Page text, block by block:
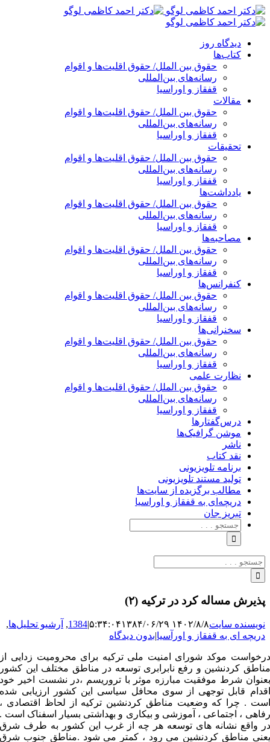
پرش
به
دیدگاه روز
کتاب‌ها
حقوق بین الملل/ حقوق اقلیت‌ها و اقوام
رسانه‌های بین‌المللی
قفقاز و اوراسیا
مقالات
حقوق بین الملل/ حقوق اقلیت‌ها و اقوام
رسانه‌های بین‌المللی
قفقاز و اوراسیا
تحقیقات
حقوق بین الملل/ حقوق اقلیت‌ها و اقوام
رسانه‌های بین‌المللی
قفقاز و اوراسیا
یادداشت‌ها
حقوق بین الملل/ حقوق اقلیت‌ها و اقوام
رسانه‌های بین‌المللی
قفقاز و اوراسیا
مصاحبه‌ها
حقوق بین الملل/ حقوق اقلیت‌ها و اقوام
رسانه‌های بین‌المللی
قفقاز و اوراسیا
کنفرانس‌ها
حقوق بین الملل/ حقوق اقلیت‌ها و اقوام
رسانه‌های بین‌المللی
قفقاز و اوراسیا
سخنرانی‌ها
حقوق بین الملل/ حقوق اقلیت‌ها و اقوام
رسانه‌های بین‌المللی
قفقاز و اوراسیا
نظارت علمی
حقوق بین الملل/ حقوق اقلیت‌ها و اقوام
رسانه‌های بین‌المللی
قفقاز و اوراسیا
درس‌گفتارها
موشن گرافیک‌ها
ناشر
نقد کتاب
برنامه‌ تلویزیونی
تولید مستند تلویزیونی
مطالب برگزیده از سایت‌ها
دریچه‌ای به قفقاز و اوراسیا
تبریزِ جان
جستجو
برای:
جستجو
برای:
پذیرش مساله کرد در ترکیه (۲)
نویسنده سایت۱۴۰۲/۸/۸ ۵:۳۴:۰۴ ۱۳۸۴/۰۶/۲۹ |
1384
, آرشیو تحلیل‌ها,
دریچه ای به قفقاز و اورآسیا|بدون دیدگاه
درخواست موکد شورای امنیت ملی ترکیه برای محرومیت زدایی از
مناطق کردنشین و رفع نابرابری توسعه در مناطق مختلف این کشور
بعنوان شرط موفقیت مبارزه موثر با تروریسم ،در نشست اخیر خود
اقدام قابل توجهی از سوی محافل سیاسی این کشور ارزیابی شده
است . چرا که وضعیت مناطق کردنشین ترکیه از لحاظ اقتصادی ،
رفاهی ، اجتماعی ، آموزشی و بیکاری و بهداشتی بسیار اسفناک است .
در واقع نشانه های توسعه هر چه از غرب این کشور به طرف شرق
یعنی مناطق کردنشین می رود ، کمتر می شود .مناطق جنوب شرق